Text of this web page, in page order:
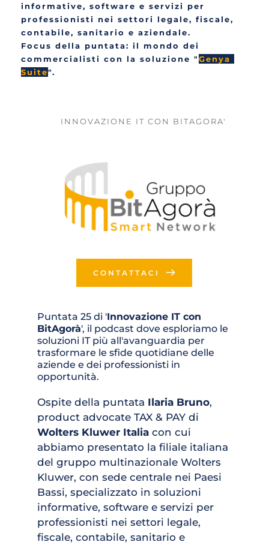
informative, software e servizi per
professionisti nei settori legale, fiscale,
contabile, sanitario e aziendale.
Focus della puntata: il mondo dei
commercialisti con la soluzione "Genya
Suite".
INNOVAZIONE IT CON BITAGORA'
CONTATTACI
Puntata 25 di 'Innovazione IT con
BitAgorà', il podcast dove esploriamo le
soluzioni IT più all'avanguardia per
trasformare le sfide quotidiane delle
aziende e dei professionisti in
opportunità.
Ospite della puntata Ilaria Bruno,
Wolters Kluwer Italia con cui
abbiamo presentato la filiale italiana
del gruppo multinazionale Wolters
Kluwer, con sede centrale nei Paesi
Bassi, specializzato in soluzioni
informative, software e servizi per
professionisti nei settori legale,
fiscale, contabile, sanitario e